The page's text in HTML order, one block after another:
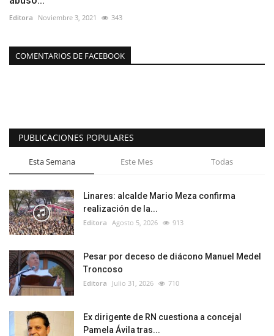
Editora Noviembre 3, 2021 343
COMENTARIOS DE FACEBOOK
PUBLICACIONES POPULARES
Esta Semana Este Mes Todas
Linares: alcalde Mario Meza confirma
realización de la...
Editora Agosto 5, 2026 913
Pesar por deceso de diácono Manuel Medel
Troncoso
Editora Julio 31, 2026 710
Ex dirigente de RN cuestiona a concejal
Pamela Ávila tras...